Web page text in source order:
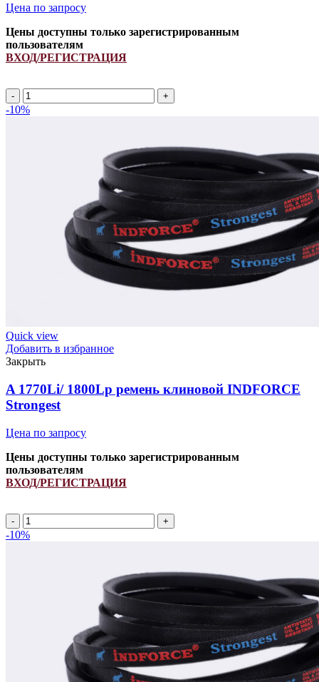
Цена по запросу
Цены доступны только зарегистрированным
пользователям
ВХОД/РЕГИСТРАЦИЯ
A
1290Li/
-10%
Quick view
Добавить в избранное
Закрыть
A 1770Li/ 1800Lp ремень клиновой INDFORCE
Strongest
Цена по запросу
Цены доступны только зарегистрированным
пользователям
ВХОД/РЕГИСТРАЦИЯ
A
1770Li/
-10%